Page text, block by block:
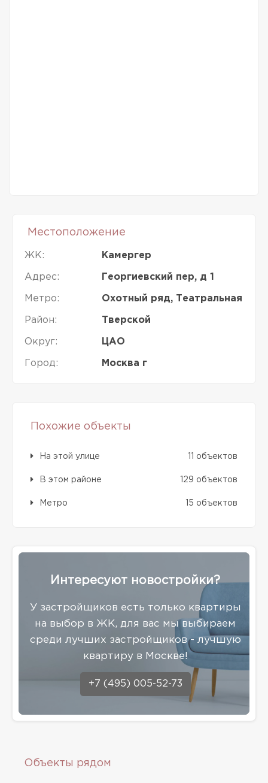
Местоположение
ЖК: Камергер
Адрес: Георгиевский пер, д 1
Метро: Охотный ряд, Театральная
Район: Тверской
Округ: ЦАО
Город: Москва г
Похожие объекты
На этой улице 11 объектов
В этом районе 129 объектов
Метро 15 объектов
Интересуют новостройки?
У застройщиков есть только квартиры
на выбор в ЖК, для вас мы выбираем
среди лучших застройщиков - лучшую
квартиру в Москве!
+7 (495) 005-52-73
Объекты рядом